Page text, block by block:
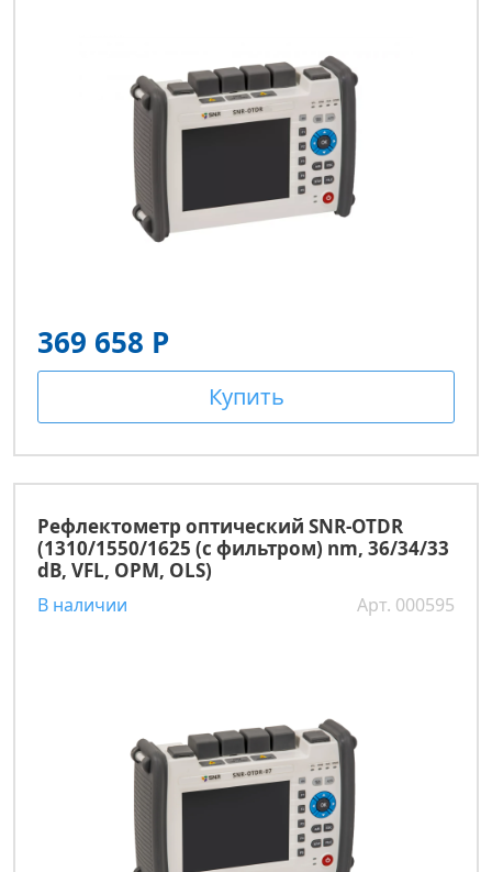
369 658 Р
Купить
Рефлектометр оптический SNR-OTDR
(1310/1550/1625 (с фильтром) nm, 36/34/33
dB, VFL, OPM, OLS)
В наличии Арт. 000595